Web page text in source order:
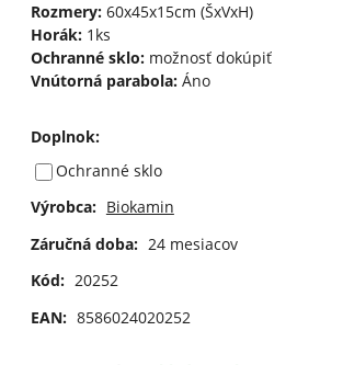
Rozmery:60x45x15cm (ŠxVxH)
Horák: 1ks
Ochranné sklo:možnosť dokúpiť
Vnútorná parabola:Áno
Doplnok:
Ochranné sklo
Výrobca: Biokamin
Záručná doba: 24 mesiacov
Kód: 20252
EAN: 8586024020252